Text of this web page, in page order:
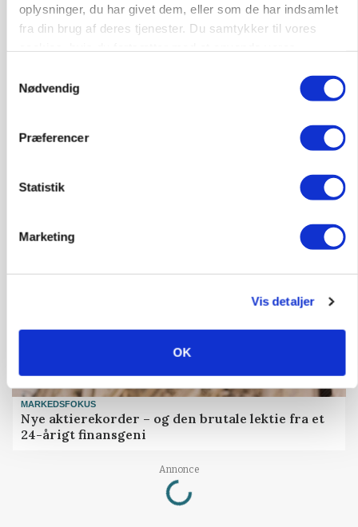
oplysninger, du har givet dem, eller som de har indsamlet
fra din brug af deres tjenester. Du samtykker til vores
Nødvendig
Præferencer
Statistik
Marketing
Vis detaljer
OK
Bekræftet: Sætter droner ind mod problemulv
MARKEDSFOKUS
Nye aktierekorder – og den brutale lektie fra et
24-årigt finansgeni
Annonce
Loading...